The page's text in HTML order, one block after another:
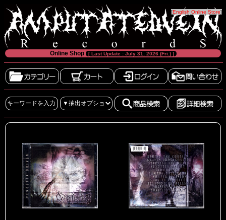
[English Online Store]
Online Shop [ Last Update : July 31, 2026 (Fri.) ]